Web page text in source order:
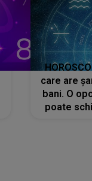
care are
bani. O
poate